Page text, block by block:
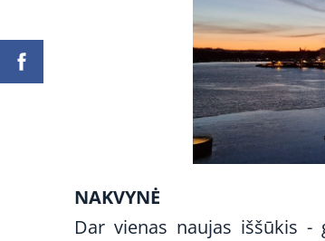
NAKVYNĖ
Dar vienas naujas iššūkis